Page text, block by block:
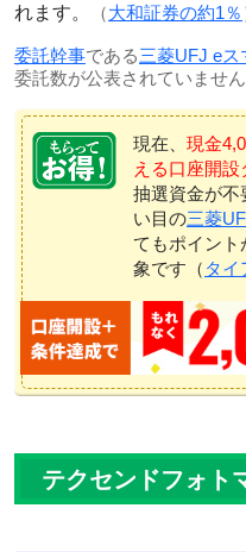
れます。
（大和証券の約1％
委託幹事である三菱UFJ eス
委託数が公表されていません
現在、 現金
える口座開
抽選資金が不
い目の三菱
てもポイント
象です（ タイ
テクセンドフォト